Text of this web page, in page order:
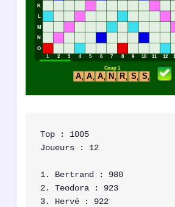
Top : 1005
Joueurs : 12
1. Bertrand : 980
2. Teodora : 923